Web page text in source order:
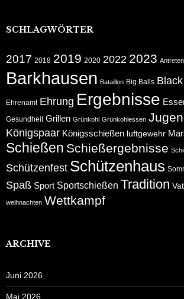
SCHLAGWÖRTER
2017 2018 2019 2020 2022 2023 Antreten
Barkhausen Bataillon Big Balls
Ehrenamt Ehrung Ergebnisse
Gesundheit Grillen Grünkohl Grünkohlessen
Königspaar Königsschießen luftgewehr
Schießen Schießergebnisse
Schützenfest Schützenhaus
Spaß Sport Sportschießen Tradition
weihnachten Wettkampf
ARCHIVE
Juni 2026
Mai 2026